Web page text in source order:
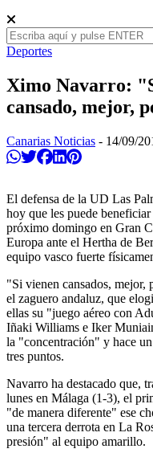
Deportes
Ximo Navarro:
cansado, mejor,
Canarias Noticias - 14/09/
Compartir en Whatsapp
Twittear
Compartir en
Compartir en
Compartir en
El defensa de la UD Las
hoy que les puede
próximo domingo en Gran
Europa ante el Hertha de
equipo vasco fuerte
"Si vienen cansados, mejor,
el zaguero andaluz, que
ellas su "juego aéreo con
Iñaki Williams e Iker
la "concentración" y hace
tres puntos.
Navarro ha destacado que,
lunes en Málaga (1-3), el
"de manera diferente" ese
una tercera derrota en La
presión" al equipo amarillo.